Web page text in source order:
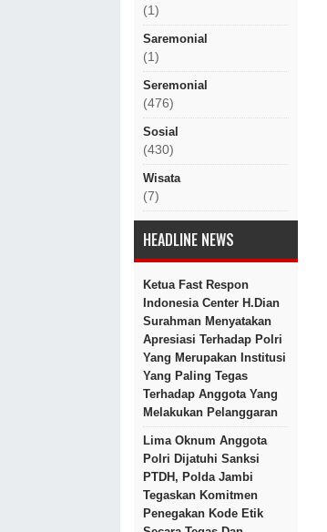
(1)
Saremonial
(1)
Seremonial
(476)
Sosial
(430)
Wisata
(7)
HEADLINE NEWS
Ketua Fast Respon
Indonesia Center H.Dian
Surahman Menyatakan
Apresiasi Terhadap Polri
Yang Merupakan Institusi
Yang Paling Tegas
Terhadap Anggota Yang
Melakukan Pelanggaran
Lima Oknum Anggota
Polri Dijatuhi Sanksi
PTDH, Polda Jambi
Tegaskan Komitmen
Penegakan Kode Etik